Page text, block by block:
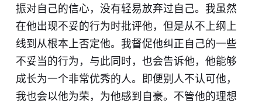
振对自己的信心，没有轻易放弃过自己。我虽然
在他出现不妥的行为时批评他，但是从不上纲上
线到从根本上否定他。我督促他纠正自己的一些
不妥当的行为，与此同时，也会告诉他，他能够
成长为一个非常优秀的人。即便别人不认可他，
我也会以他为荣，为他感到自豪。不管他的理想